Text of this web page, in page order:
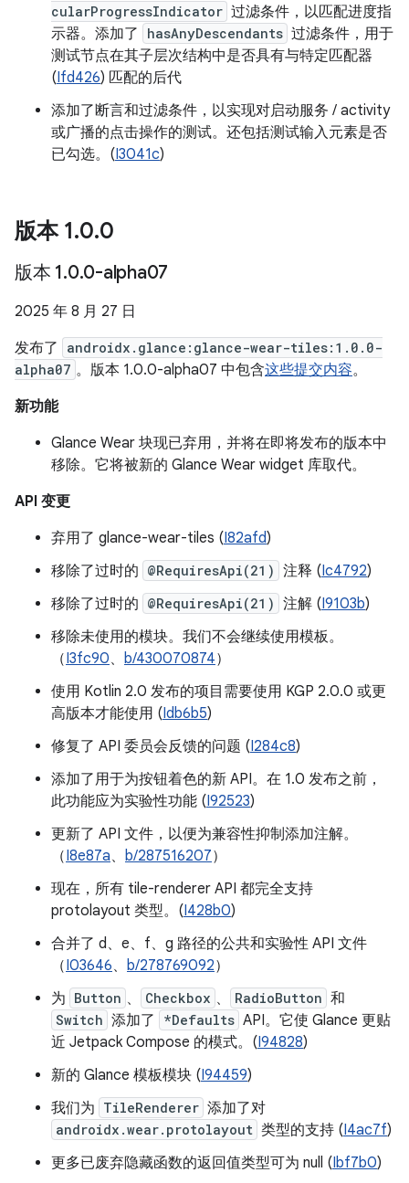
cularProgressIndicator 过滤条件，以匹配进度指
示器。添加了
hasAnyDescendants 过滤条件，用于
测试节点在其子层次结构中是否具有与特定匹配器
(Ifd426) 匹配的后代
添加了断言和过滤条件，以实现对启动服务 / activity
或广播的点击操作的测试。还包括测试输入元素是否
已勾选。(I3041c)
版本 1.0.0
版本 1.0.0-alpha07
2025 年 8 月 27 日
发布了
androidx.glance:glance-wear-tiles:1.0.0-
alpha07 。版本 1.0.0-alpha07 中包含这些提交内容。
新功能
Glance Wear 块现已弃用，并将在即将发布的版本中
移除。它将被新的 Glance Wear widget 库取代。
API 变更
弃用了 glance-wear-tiles (I82afd)
移除了过时的 @RequiresApi(21) 注释 (Ic4792)
移除了过时的 @RequiresApi(21) 注解 (I9103b)
移除未使用的模块。我们不会继续使用模板。
（I3fc90、 b/430070874）
使用 Kotlin 2.0 发布的项目需要使用 KGP 2.0.0 或更
高版本才能使用 (Idb6b5)
修复了 API 委员会反馈的问题 (I284c8)
添加了用于为按钮着色的新 API。在 1.0 发布之前，
此功能应为实验性功能 (I92523)
更新了 API 文件，以便为兼容性抑制添加注解。
（I8e87a、 b/287516207）
现在，所有 tile-renderer API 都完全支持
protolayout 类型。(I428b0)
合并了 d、e、f、g 路径的公共和实验性 API 文件
（I03646、 b/278769092）
为 Button 、 Checkbox 、 RadioButton 和
Switch 添加了 *Defaults API。它使 Glance 更贴
近 Jetpack Compose 的模式。(I94828)
新的 Glance 模板模块 (I94459)
我们为 TileRenderer 添加了对
androidx.wear.protolayout 类型的支持 (I4ac7f)
更多已废弃隐藏函数的返回值类型可为 null (Ibf7b0)